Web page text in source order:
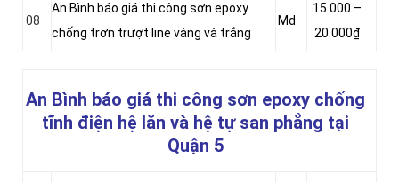
08
An Bình báo giá thi công sơn epoxy
chống trơn trượt line vàng và trắng
Md
15.000 –
20.000₫
An Bình báo giá thi công sơn epoxy chống
tĩnh điện hệ lăn và hệ tự san phẳng tại
Quận 5